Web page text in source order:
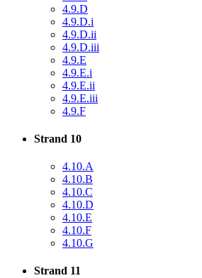
4.9.D
4.9.D.i
4.9.D.ii
4.9.D.iii
4.9.E
4.9.E.i
4.9.E.ii
4.9.E.iii
4.9.F
Strand 10
4.10.A
4.10.B
4.10.C
4.10.D
4.10.E
4.10.F
4.10.G
Strand 11